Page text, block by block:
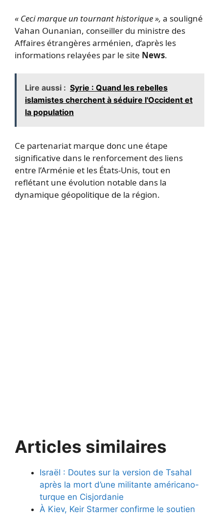
« Ceci marque un tournant historique », a souligné
Vahan Ounanian, conseiller du ministre des
Affaires étrangères arménien, d’après les
informations relayées par le site News.
Lire aussi : Syrie : Quand les rebelles
islamistes cherchent à séduire l'Occident et
la population
Ce partenariat marque donc une étape
significative dans le renforcement des liens
entre l’Arménie et les États-Unis, tout en
reflétant une évolution notable dans la
dynamique géopolitique de la région.
Articles similaires
Israël : Doutes sur la version de Tsahal
après la mort d’une militante américano-
turque en Cisjordanie
À Kiev, Keir Starmer confirme le soutien